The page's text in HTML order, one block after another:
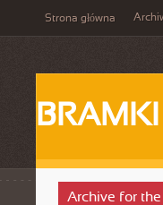
Strona główna
BRAMKI
Archive for the